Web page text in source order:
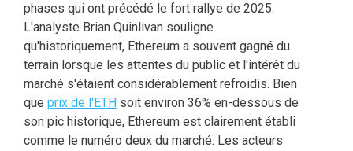
phases qui ont précédé le fort rallye de 2025.
L'analyste Brian Quinlivan souligne
qu'historiquement, Ethereum a souvent gagné du
terrain lorsque les attentes du public et l'intérêt du
marché s'étaient considérablement refroidis. Bien
que prix de l'ETH soit environ 36% en-dessous de
son pic historique, Ethereum est clairement établi
comme le numéro deux du marché. Les acteurs